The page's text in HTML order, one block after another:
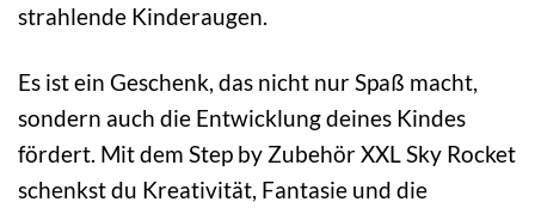
strahlende Kinderaugen.
Es ist ein Geschenk, das nicht nur Spaß macht,
sondern auch die Entwicklung deines Kindes
fördert. Mit dem Step by Zubehör XXL Sky Rocket
schenkst du Kreativität, Fantasie und die